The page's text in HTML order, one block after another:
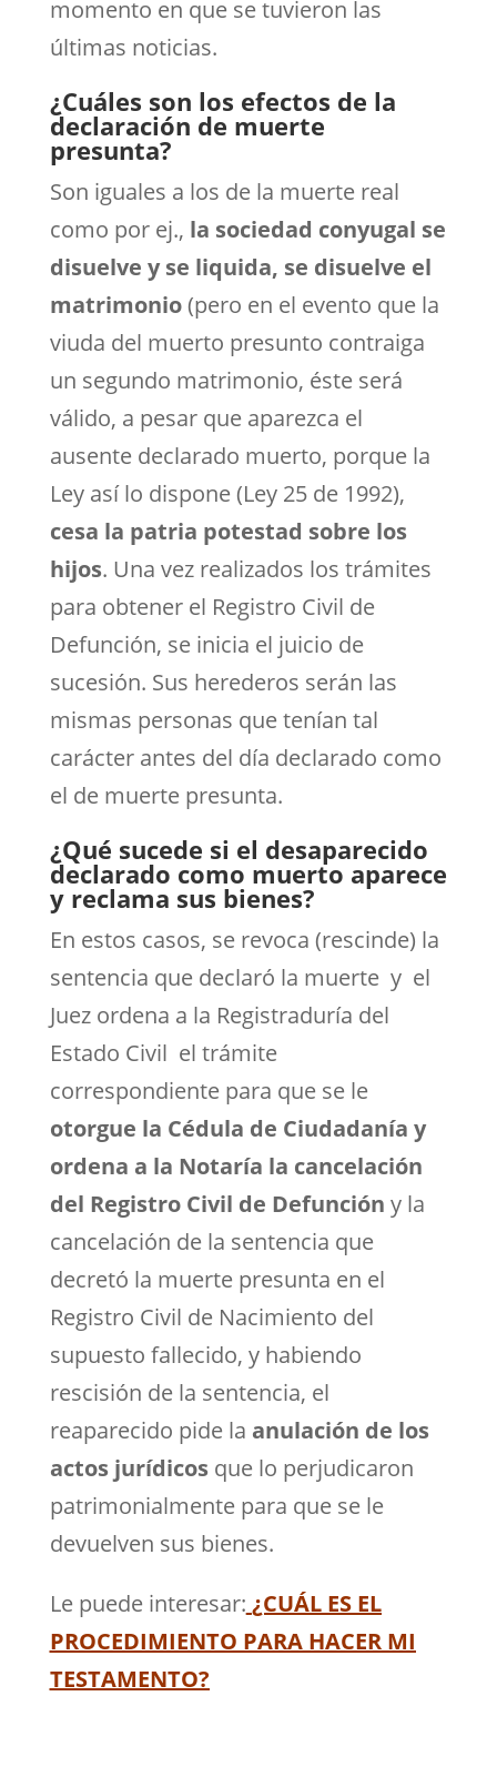
momento en que se tuvieron las
últimas noticias.
¿Cuáles son los efectos de la
declaración de muerte
presunta?
Son iguales a los de la muerte real
como por ej., la sociedad conyugal se
disuelve y se liquida, se disuelve el
matrimonio(pero en el evento que la
viuda del muerto presunto contraiga
un segundo matrimonio, éste será
válido, a pesar que aparezca el
ausente declarado muerto, porque la
Ley así lo dispone (Ley 25 de 1992),
cesa la patria potestad sobre los
hijos. Una vez realizados los trámites
para obtener el Registro Civil de
Defunción, se inicia el juicio de
sucesión. Sus herederos serán las
mismas personas que tenían tal
carácter antes del día declarado como
el de muerte presunta.
¿Qué sucede si el desaparecido
declarado como muerto aparece
y reclama sus bienes?
En estos casos, se revoca (rescinde) la
sentencia que declaró la muerte y el
Juez ordena a la Registraduría del
Estado Civil el trámite
correspondiente para que se le
otorgue la Cédula de Ciudadanía y
ordena a la Notaría la cancelación
del Registro Civil de Defunción y la
cancelación de la sentencia que
decretó la muerte presunta en el
Registro Civil de Nacimiento del
supuesto fallecido, y habiendo
rescisión de la sentencia, el
reaparecido pide la anulación de los
actos jurídicosque lo perjudicaron
patrimonialmente para que se le
devuelven sus bienes.
Le puede interesar: ¿CUÁL ES EL
PROCEDIMIENTO PARA HACER MI
TESTAMENTO?